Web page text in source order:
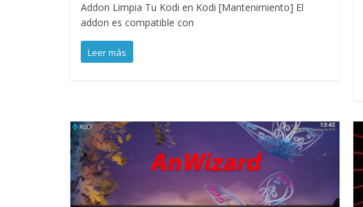
Addon Limpia Tu Kodi en Kodi [Mantenimiento] El
addon es compatible con
Leer más